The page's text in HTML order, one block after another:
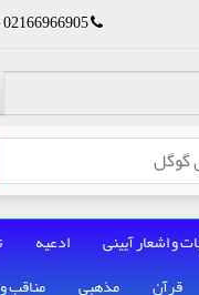
02166966905 - 09196835373
و اشعار آیینی ادعیه
قرآن مذهبی مناقب